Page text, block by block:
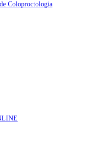
Coloproctologia